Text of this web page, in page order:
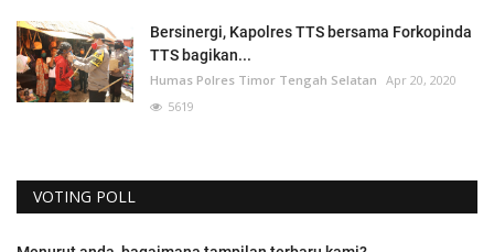
Bersinergi, Kapolres TTS bersama Forkopinda
TTS bagikan...
Humas Polres Timor Tengah Selatan Apr 20, 2020
5619
VOTING POLL